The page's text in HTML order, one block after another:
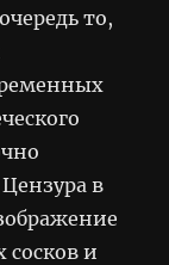
то,
в
сосков и